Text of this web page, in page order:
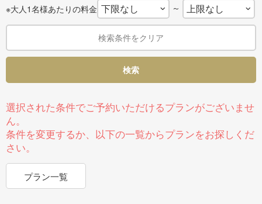
※大人1名様あたりの料金 ～
検索条件をクリア
検索
選択された条件でご予約いただけるプランがございませ
ん。
条件を変更するか、以下の一覧からプランをお探しくだ
さい。
プラン一覧